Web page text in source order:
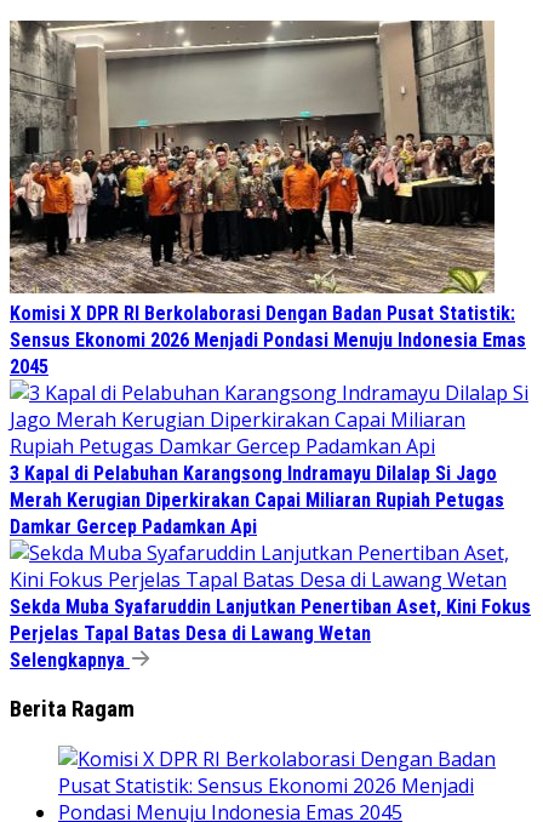
Komisi X DPR RI Berkolaborasi Dengan Badan Pusat Statistik:
Sensus Ekonomi 2026 Menjadi Pondasi Menuju Indonesia Emas
2045
3 Kapal di Pelabuhan Karangsong Indramayu Dilalap Si Jago
Merah Kerugian Diperkirakan Capai Miliaran Rupiah Petugas
Damkar Gercep Padamkan Api
Sekda Muba Syafaruddin Lanjutkan Penertiban Aset, Kini Fokus
Perjelas Tapal Batas Desa di Lawang Wetan
Selengkapnya
Berita Ragam